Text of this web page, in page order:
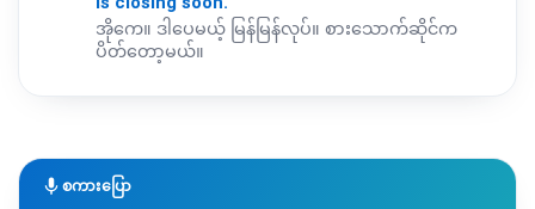
အိုကေ။ ဒါပေမယ့် မြန်မြန်လုပ်။ စားသောက်ဆိုင်က
ပိတ်တော့မယ်။
mic စကားပြော